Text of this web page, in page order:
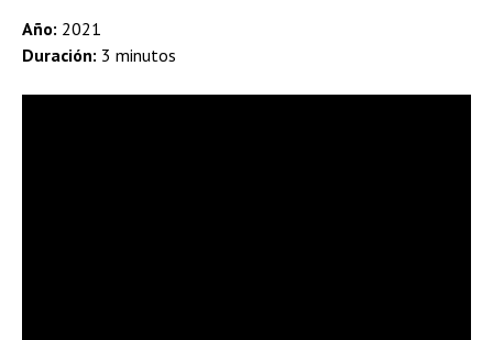
Año: 2021
Duración: 3 minutos